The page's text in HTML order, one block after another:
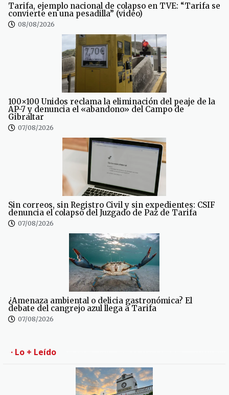
Tarifa, ejemplo nacional de colapso en TVE: “Tarifa se
convierte en una pesadilla” (video)
08/08/2026
100×100 Unidos reclama la eliminación del peaje de la
AP-7 y denuncia el «abandono» del Campo de
Gibraltar
07/08/2026
Sin correos, sin Registro Civil y sin expedientes: CSIF
denuncia el colapso del Juzgado de Paz de Tarifa
07/08/2026
¿Amenaza ambiental o delicia gastronómica? El
debate del cangrejo azul llega a Tarifa
07/08/2026
· Lo + Leído